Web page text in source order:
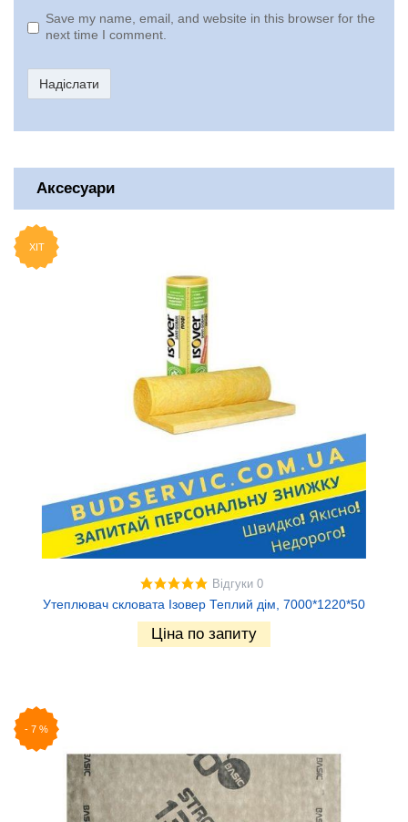
Save my name, email, and website in this browser for the
next time I comment.
Надіслати
Аксесуари
ХІТ
Відгуки 0
Утеплювач скловата Ізовер Теплий дім, 7000*1220*50
Ціна по запиту
- 7 %